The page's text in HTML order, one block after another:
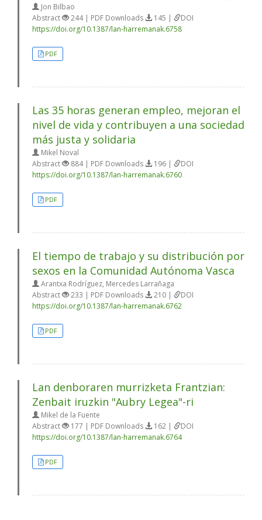
Jon Bilbao
Abstract
244 | PDF Downloads 145 |
DOI
https://doi.org/10.1387/lan-harremanak.6758
PDF
Las 35 horas generan empleo, mejoran el
nivel de vida y contribuyen a una sociedad
más justa y solidaria
Mikel Noval
Abstract
884 | PDF Downloads 196 |
DOI
https://doi.org/10.1387/lan-harremanak.6760
PDF
El tiempo de trabajo y su distribución por
sexos en la Comunidad Autónoma Vasca
Arantxa Rodríguez, Mercedes Larrañaga
Abstract
233 | PDF Downloads 210 |
DOI
https://doi.org/10.1387/lan-harremanak.6762
PDF
Lan denboraren murrizketa Frantzian:
Zenbait iruzkin "Aubry Legea"-ri
Mikel de la Fuente
Abstract
177 | PDF Downloads 162 |
DOI
https://doi.org/10.1387/lan-harremanak.6764
PDF